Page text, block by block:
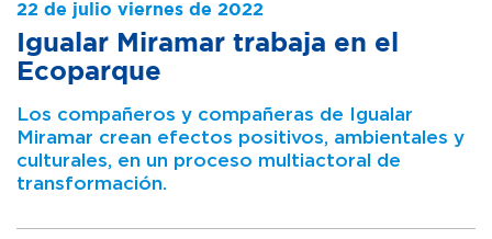
22 de julio viernes de 2022
Igualar Miramar trabaja en el
Ecoparque
Los compañeros y compañeras de Igualar
Miramar crean efectos positivos, ambientales y
culturales, en un proceso multiactoral de
transformación.